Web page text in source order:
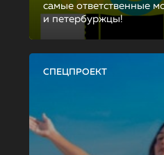
самые ответственные
и петербуржцы!
СПЕЦПРОЕКТ